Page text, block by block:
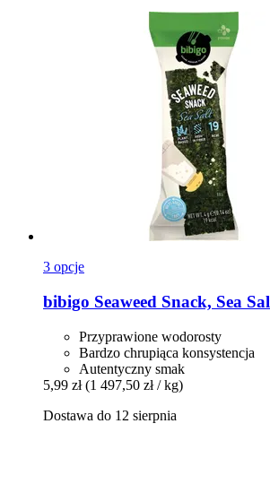
3 opcje
bibigo Seaweed Snack, Sea
Przyprawione wodorosty
Bardzo chrupiąca konsystencja
Autentyczny smak
5,99 zł (1 497,50 zł / kg)
Dostawa do 12 sierpnia